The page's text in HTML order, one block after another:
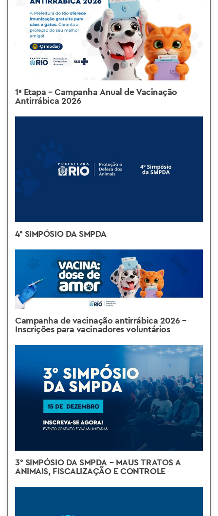
1ª Etapa – Campanha Anual de Vacinação
Antirrábica 2026
4° SIMPÓSIO DA SMPDA
Campanha de vacinação antirrábica 2026 –
Inscrições para vacinadores voluntários
3° SIMPÓSIO DA SMPDA – MAUS TRATOS A
ANIMAIS, FISCALIZAÇÃO E CONTROLE